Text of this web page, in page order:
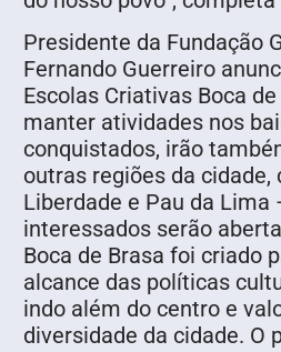
Presidente da Fundação
Fernando Guerreiro
Escolas Criativas Boca
manter atividades nos
conquistados, irão
outras regiões da cidade,
Liberdade e Pau da Lima
interessados serão
Boca de Brasa foi criado
alcance das políticas
indo além do centro e
diversidade da cidade. O